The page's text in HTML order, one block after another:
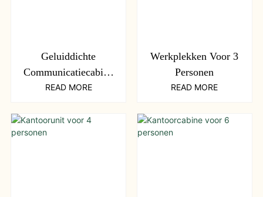
Geluiddichte
Communicatiecabine
Voor 2 Personen
READ MORE
Werkplekken Voor 3
Personen
READ MORE